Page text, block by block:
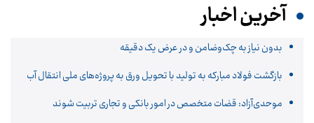
آخرین اخبار
بدون نیاز به چک‌وضامن و در عرض یک دقیقه
بازگشت فولاد مبارکه به تولید با تحویل ورق به پروژه‌های ملی انتقال آب
موحدی‌آزاد: قضات متخصص در امور بانکی و تجاری تربیت شوند